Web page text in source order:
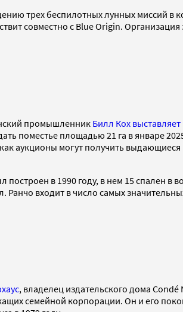
трех беспилотных лунных миссий в
совместно с Blue Origin.
промышленник Билл Кох выставляет
поместье площадью 21 га в январе
аукционы могут получить выдающиеся
в 1990 году, в нем 15 спален в
Ранчо входит в число самых
, владелец издательского дома
семейной корпорации. Он и его